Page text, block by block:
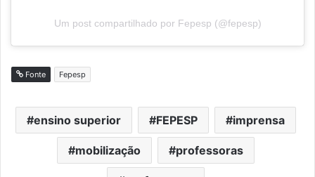
Um post compartilhado por Fepesp (@fepesp)
Fonte Fepesp
ensino superior FEPESP imprensa
mobilização professoras